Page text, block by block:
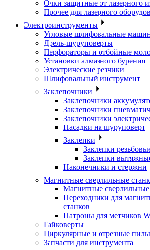
Очки защитные от лазерного
Прочее для лазерного
Электроинструменты
Угловые шлифовальные
Дрель-шуруповерты
Перфораторы и отбойные
Установки алмазного бурения
Электрические резчики
Шлифовальный инструмент
Заклепочники
Заклепочники
Заклепочники
Заклепочники
Насадки на шуруповерт
Заклепки
Заклепки
Заклепки
Наконечники и стержни
Магнитные сверлильные
Магнитные сверлильные
Переходники для
станков
Патроны для метчиков
Гайковерты
Циркулярные и отрезные пилы
Запчасти для инструмента